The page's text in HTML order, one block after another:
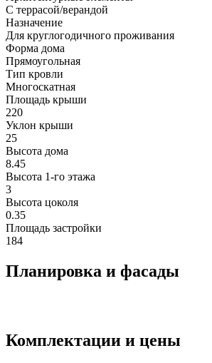
С террасой/верандой
Назначение
Для круглогодичного проживания
Форма дома
Прямоугольная
Тип кровли
Многоскатная
Площадь крыши
220
Уклон крыши
25
Высота дома
8.45
Высота 1-го этажа
3
Высота цоколя
0.35
Площадь застройки
184
Планировка и фасады
Комплектации и цены